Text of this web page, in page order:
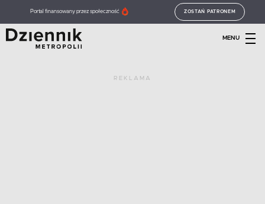
Portal finansowany przez społeczność ZOSTAŃ PATRONEM
MENU
REKLAMA